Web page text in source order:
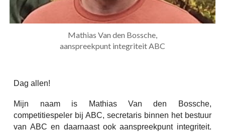
Mathias Van den Bossche,
aanspreekpunt integriteit ABC
Dag allen!
Mijn naam is Mathias Van den Bossche,
competitiespeler bij ABC, secretaris binnen het bestuur
van ABC en daarnaast ook aanspreekpunt integriteit.